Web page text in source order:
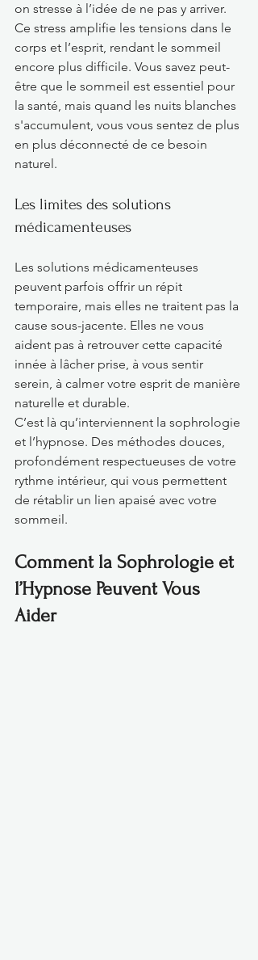
on stresse à l’idée de ne pas y arriver.
Ce stress amplifie les tensions dans le
corps et l’esprit, rendant le sommeil
encore plus difficile. Vous savez peut-
être que le sommeil est essentiel pour
la santé, mais quand les nuits blanches
s'accumulent, vous vous sentez de plus
en plus déconnecté de ce besoin
naturel.
Les limites des solutions
médicamenteuses
Les solutions médicamenteuses
peuvent parfois offrir un répit
temporaire, mais elles ne traitent pas la
cause sous-jacente. Elles ne vous
aident pas à retrouver cette capacité
innée à lâcher prise, à vous sentir
serein, à calmer votre esprit de manière
naturelle et durable.
C’est là qu’interviennent la sophrologie
et l’hypnose. Des méthodes douces,
profondément respectueuses de votre
rythme intérieur, qui vous permettent
de rétablir un lien apaisé avec votre
sommeil.
Comment la Sophrologie et
l’Hypnose Peuvent Vous
Aider